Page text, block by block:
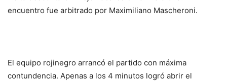
encuentro fue arbitrado por Maximiliano Mascheroni.
El equipo rojinegro arrancó el partido con máxima
contundencia. Apenas a los 4 minutos logró abrir el